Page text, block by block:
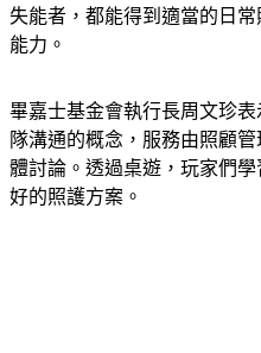
失能者，都能得到適當的日
能力。
畢嘉士基金會執行長周文珍
隊溝通的概念，服務由照顧
體討論。透過桌遊，玩家們
好的照護方案。